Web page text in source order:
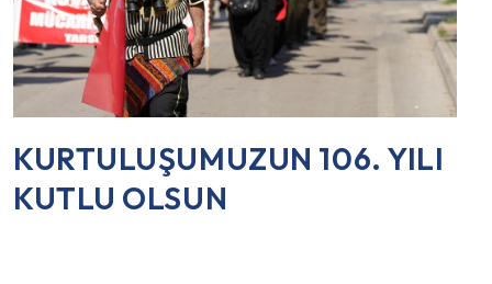
KURTULUŞUMUZUN 106. YILI
KUTLU OLSUN